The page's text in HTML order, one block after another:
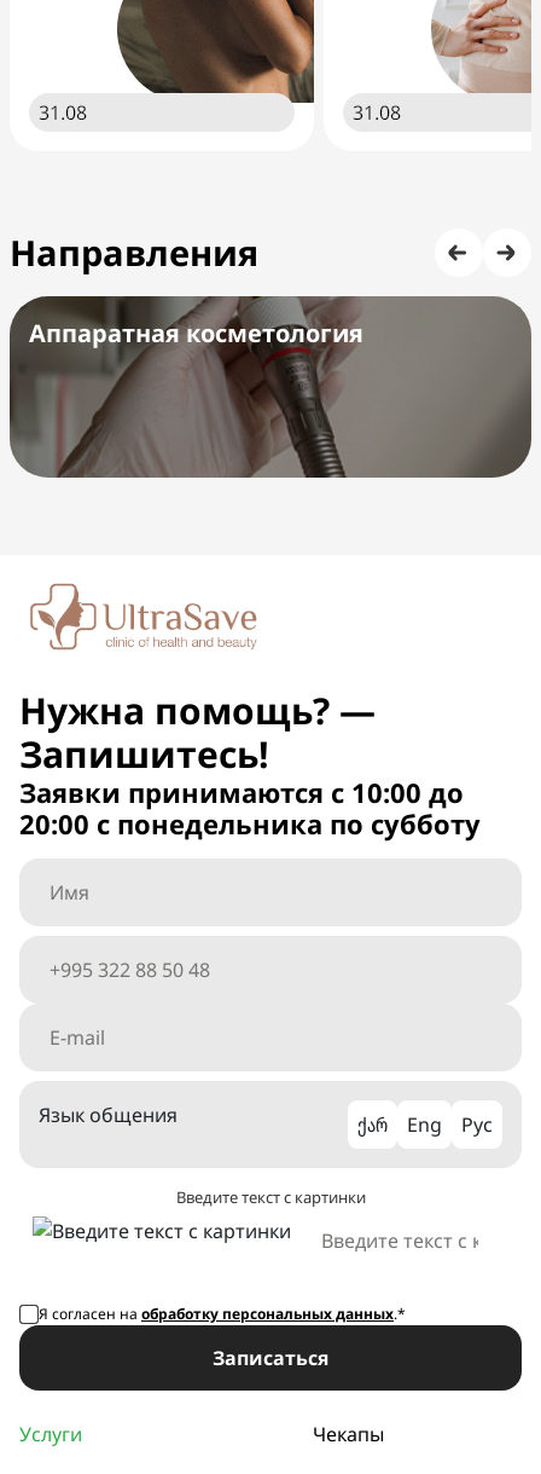
31.08 31.08
Направления
Аппаратная косметология
Нужна помощь? —
Запишитесь!
Заявки принимаются с 10:00 до
20:00 с понедельника по субботу
Язык общения ქარ Eng Рус
Введите текст с картинки
Я согласен на обработку персональных данных.*
Записаться
Услуги
Чекапы